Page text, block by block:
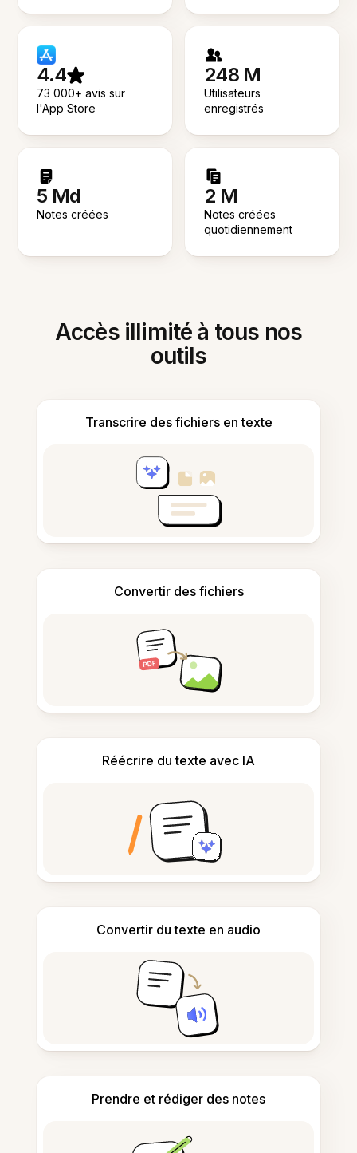
4.4
73 000+ avis sur
l'App Store
248 M
Utilisateurs
enregistrés
5 Md
Notes créées
2 M
Notes créées
quotidiennement
Accès illimité à tous nos
outils
Transcrire des fichiers en texte
Convertir des fichiers
Réécrire du texte avec IA
Convertir du texte en audio
Prendre et rédiger des notes